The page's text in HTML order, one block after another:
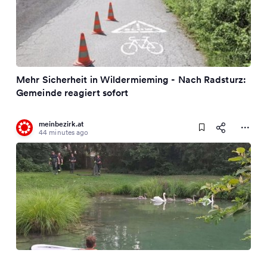
Mehr Sicherheit in Wildermieming - Nach Radsturz:
Gemeinde reagiert sofort
meinbezirk.at
44 minutes ago